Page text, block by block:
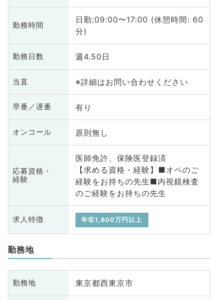
勤務時間
日勤:09:00〜17:00 (休憩時間: 60
分)
勤務日数 週4.50日
当直 ※詳細はお問い合わせください
早番／遅番 有り
オンコール 原則無し
応募資格・
経験
医師免許、保険医登録済
【求める資格・経験】■オペのご
経験をお持ちの先生■内視鏡検査
のご経験をお持ちの先生
求人特徴 年収1,800万円以上
勤務地
勤務地 東京都西東京市